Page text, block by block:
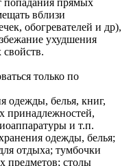
вблизи
обогревателей и др),
ухудшения
только по
одежды, белья, книг,
принадлежностей,
и т.п.
одежды, белья;
отдыха; тумбочки
предметов; столы